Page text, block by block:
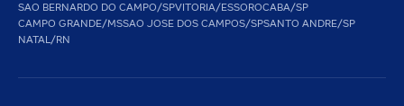
SAO BERNARDO DO CAMPO/SPVITORIA/ESSOROCABA/SP
CAMPO GRANDE/MSSAO JOSE DOS CAMPOS/SPSANTO ANDRE/SP
NATAL/RN